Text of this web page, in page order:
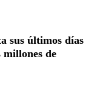
sus últimos días
millones de